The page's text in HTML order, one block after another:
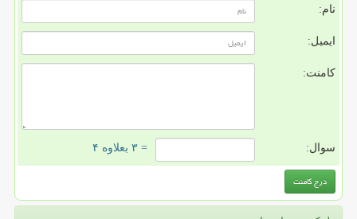
نام:
ایمیل:
کامنت:
سوال: = ۳ بعلاوه ۴